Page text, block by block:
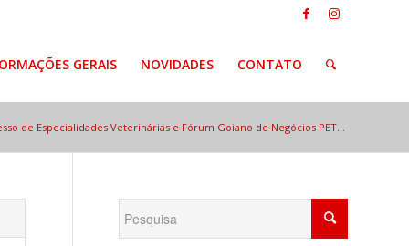
GERAIS NOVIDADES CONTATO
de Especialidades Veterinárias e Fórum Goiano de Negócios PET...